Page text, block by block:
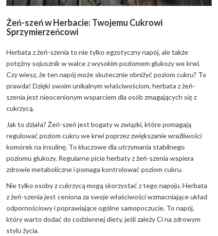
Żeń-szeń w Herbacie: Twojemu Cukrowi
Sprzymierzeńcowi
Herbata z żeń-szenia to nie tylko egzotyczny napój, ale także
potężny sojusznik w walce z wysokim poziomem glukozy we krwi.
Czy wiesz, że ten napój może skutecznie obniżyć poziom cukru? To
prawda! Dzięki swoim unikalnym właściwościom, herbata z żeń-
szenia jest nieocenionym wsparciem dla osób zmagających się z
cukrzycą.
Jak to działa? Żeń-szeń jest bogaty w związki, które pomagają
regulować poziom cukru we krwi poprzez zwiększanie wrażliwości
komórek na insulinę. To kluczowe dla utrzymania stabilnego
poziomu glukozy. Regularne picie herbaty z żeń-szenia wspiera
zdrowie metaboliczne i pomaga kontrolować poziom cukru.
Nie tylko osoby z cukrzycą mogą skorzystać z tego napoju. Herbata
z żeń-szenia jest ceniona za swoje właściwości wzmacniające układ
odpornościowy i poprawiające ogólne samopoczucie. To napój,
który warto dodać do codziennej diety, jeśli zależy Ci na zdrowym
stylu życia.